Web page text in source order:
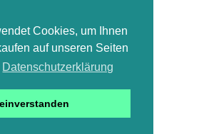
Cookies, um Ihnen
auf unseren Seiten
Datenschutzerklärung